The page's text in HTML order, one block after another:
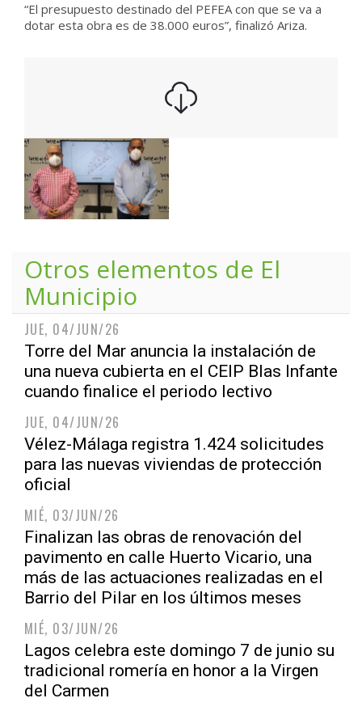
“El presupuesto destinado del PEFEA con que se va a
dotar esta obra es de 38.000 euros”, finalizó Ariza.
Otros elementos de El
Municipio
JUE, 04/JUN/26
Torre del Mar anuncia la instalación de
una nueva cubierta en el CEIP Blas Infante
cuando finalice el periodo lectivo
JUE, 04/JUN/26
Vélez-Málaga registra 1.424 solicitudes
para las nuevas viviendas de protección
oficial
MIÉ, 03/JUN/26
Finalizan las obras de renovación del
pavimento en calle Huerto Vicario, una
más de las actuaciones realizadas en el
Barrio del Pilar en los últimos meses
MIÉ, 03/JUN/26
Lagos celebra este domingo 7 de junio su
tradicional romería en honor a la Virgen
del Carmen